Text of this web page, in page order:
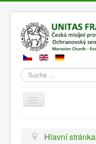
Suchen
Přepnout
navigaci
Hlavní stránka